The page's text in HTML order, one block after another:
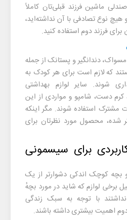
ماشین فرزند قبلی‌تان کاملاً
نوع تصادفی با آن نداشته‌اید،
فرزند دوم استفاده کنید.
دندانگیر و پستانک از جمله
که لازم است برای هر کودک به
شوند. سایر لوازم بهداشتی
دست، شامپو و مواردی از این
مشترک استفاده شوند. مگر اینکه
شده، محصول مورد نظرتان برای
برای سیسمونی
بچه کوچک اندکی دشوارتر از یک
برخی لوازم که شاید در مورد بچهٔ
با توجه به سبک زندگی
اهمیت بیشتری داشته باشند.